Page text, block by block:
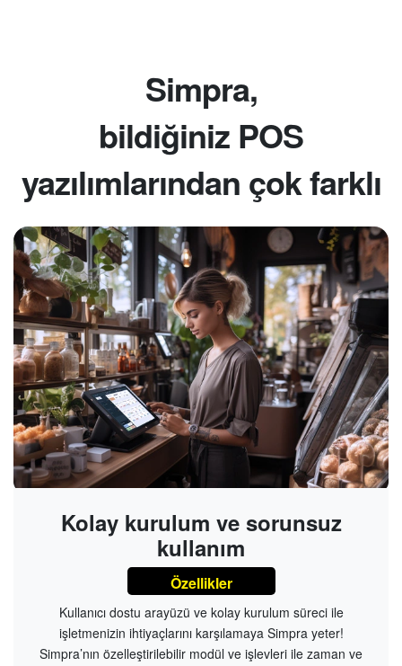
Simpra,
bildiğiniz POS
yazılımlarından çok farklı
Kolay kurulum ve sorunsuz
kullanım
Özellikler
Kullanıcı dostu arayüzü ve kolay kurulum süreci ile
işletmenizin ihtiyaçlarını karşılamaya Simpra yeter!
Simpra’nın özelleştirilebilir modül ve işlevleri ile zaman ve